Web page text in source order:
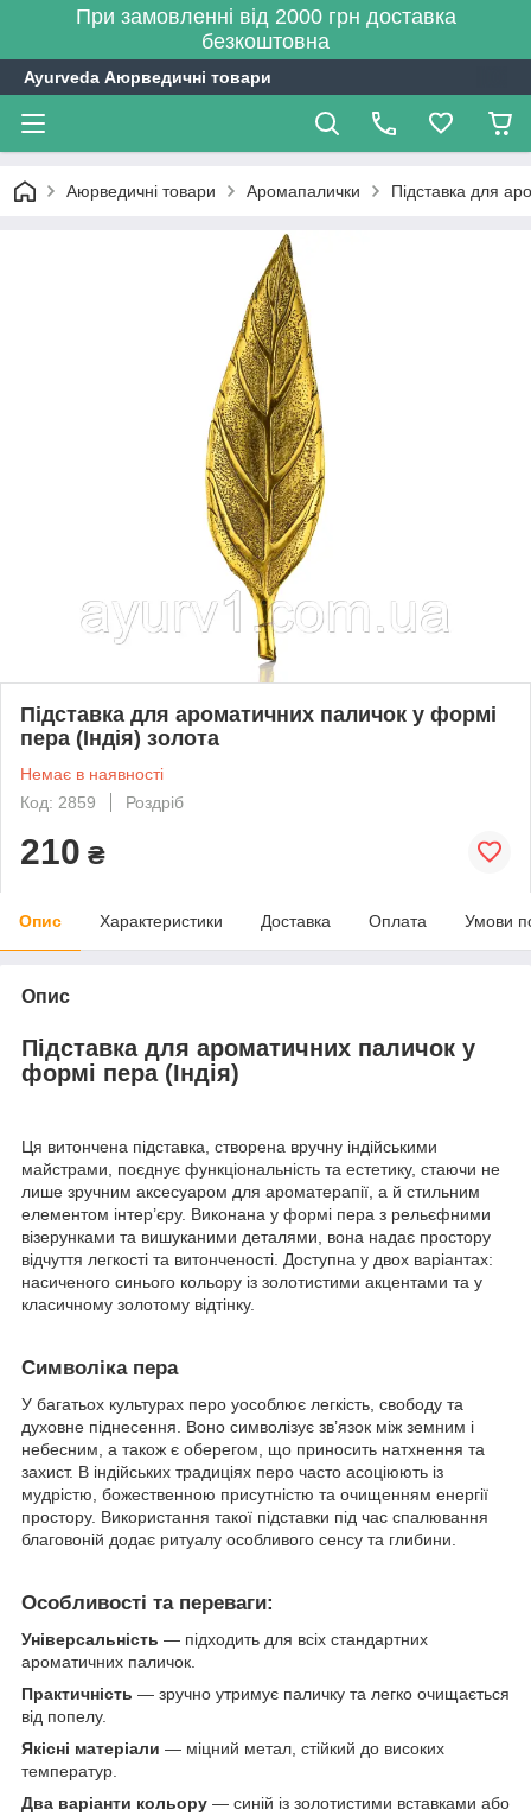
При замовленні від 2000 грн доставка
безкоштовна
Ayurveda Аюрведичні товари
Аюрведичні товари Аромапалички Підставка для
Підставка для ароматичних паличок у формі
пера (Індія) золота
Немає в наявності
Код: 2859
Роздріб
210 ₴
Опис Характеристики Доставка Оплата Умови
Опис
Підставка для ароматичних паличок у
формі пера (Індія)
Ця витончена підставка, створена вручну індійськими
майстрами, поєднує функціональність та естетику, стаючи не
лише зручним аксесуаром для ароматерапії, а й стильним
елементом інтер’єру. Виконана у формі пера з рельєфними
візерунками та вишуканими деталями, вона надає простору
відчуття легкості та витонченості. Доступна у двох варіантах:
насиченого синього кольору із золотистими акцентами та у
класичному золотому відтінку.
Символіка пера
У багатьох культурах перо уособлює легкість, свободу та
духовне піднесення. Воно символізує зв’язок між земним і
небесним, а також є оберегом, що приносить натхнення та
захист. В індійських традиціях перо часто асоціюють із
мудрістю, божественною присутністю та очищенням енергії
простору. Використання такої підставки під час спалювання
благовоній додає ритуалу особливого сенсу та глибини.
Особливості та переваги:
Універсальність — підходить для всіх стандартних
ароматичних паличок.
Практичність — зручно утримує паличку та легко очищається
від попелу.
Якісні матеріали — міцний метал, стійкий до високих
температур.
Два варіанти кольору — синій із золотистими вставками або